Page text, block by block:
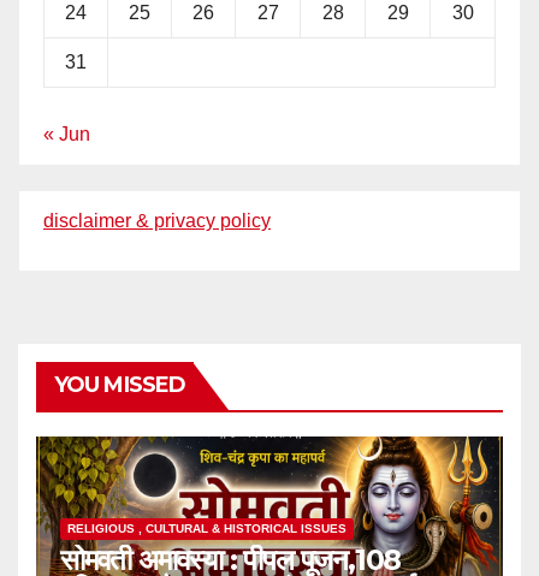
24 25 26 27 28 29 30
31
« Jun
disclaimer & privacy policy
YOU MISSED
RELIGIOUS , CULTURAL & HISTORICAL ISSUES
सोमवती अमावस्या : पीपल पूजन,108